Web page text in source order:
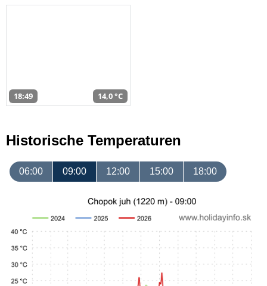
18:49 14,0 °C
Historische Temperaturen
06:00 09:00 12:00 15:00 18:00